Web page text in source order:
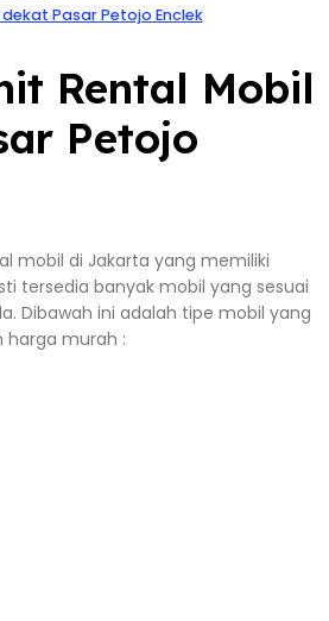
dekat Pasar Petojo Enclek
Rental Mobil
Petojo
mobil di Jakarta yang memiliki
tersedia banyak mobil yang sesuai
Dibawah ini adalah tipe mobil yang
harga murah :